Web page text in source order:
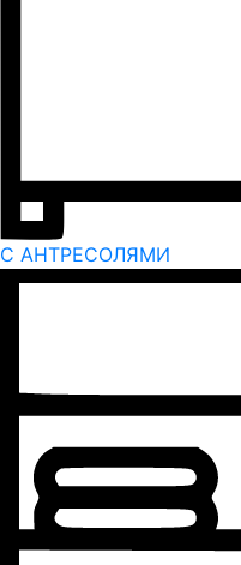
С АНТРЕСОЛЯМИ